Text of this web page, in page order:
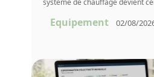
système de chauffage devient
Equipement 02/08/